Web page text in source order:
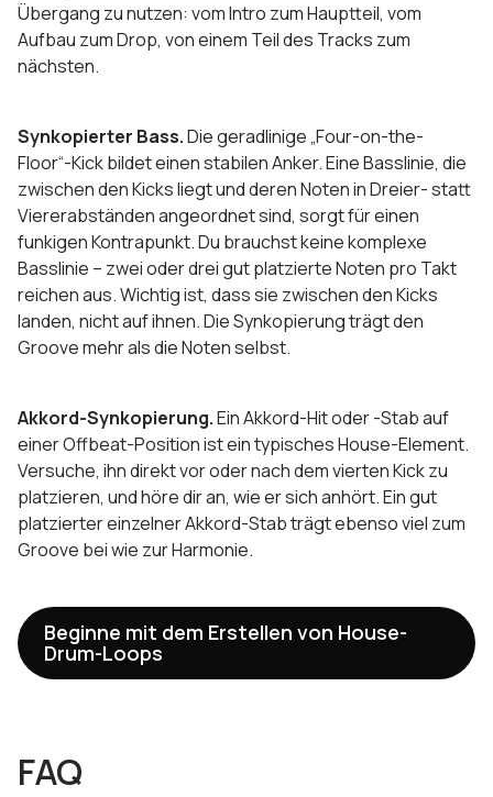
Übergang zu nutzen: vom Intro zum Hauptteil, vom
Aufbau zum Drop, von einem Teil des Tracks zum
nächsten.
Synkopierter Bass.Die geradlinige „Four-on-the-
Floor“-Kick bildet einen stabilen Anker. Eine Basslinie, die
zwischen den Kicks liegt und deren Noten in Dreier- statt
Viererabständen angeordnet sind, sorgt für einen
funkigen Kontrapunkt. Du brauchst keine komplexe
Basslinie – zwei oder drei gut platzierte Noten pro Takt
reichen aus. Wichtig ist, dass sie zwischen den Kicks
landen, nicht auf ihnen. Die Synkopierung trägt den
Groove mehr als die Noten selbst.
Akkord-Synkopierung.Ein Akkord-Hit oder -Stab auf
einer Offbeat-Position ist ein typisches House-Element.
Versuche, ihn direkt vor oder nach dem vierten Kick zu
platzieren, und höre dir an, wie er sich anhört. Ein gut
platzierter einzelner Akkord-Stab trägt ebenso viel zum
Groove bei wie zur Harmonie.
Beginne mit dem Erstellen von House-
Drum-Loops
FAQ